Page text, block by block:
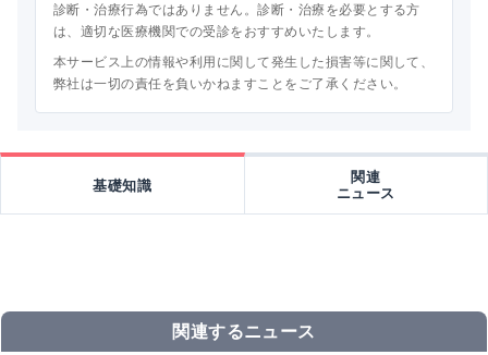
診断・治療行為ではありません。診断・治療を必要とする方
は、適切な医療機関での受診をおすすめいたします。
本サービス上の情報や利用に関して発生した損害等に関して、
弊社は一切の責任を負いかねますことをご了承ください。
基礎知識
関連
ニュース
関連するニュース